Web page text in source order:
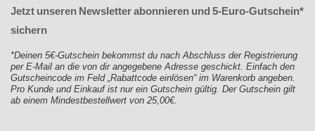
Jetzt unseren Newsletter abonnieren und 5-Euro-Gutschein*
sichern
*Deinen 5€-Gutschein bekommst du nach Abschluss der Registrierung
per E-Mail an die von dir angegebene Adresse geschickt. Einfach den
Gutscheincode im Feld „Rabattcode einlösen“ im Warenkorb angeben.
Pro Kunde und Einkauf ist nur ein Gutschein gültig. Der Gutschein gilt
ab einem Mindestbestellwert von 25,00€.